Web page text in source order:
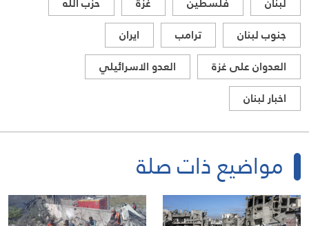
جنوب لبنان
ترامب
ايران
العدوان على غزة
العدو الاسرائيلي
اخبار لبنان
مواضيع ذات صلة